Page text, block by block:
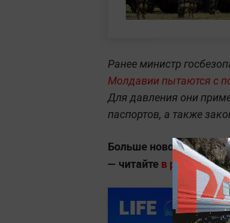
Ранее министр
Молдавии пытаются с
Для давления они
паспортов, а также
Больше новостей о
— читайте в разделе